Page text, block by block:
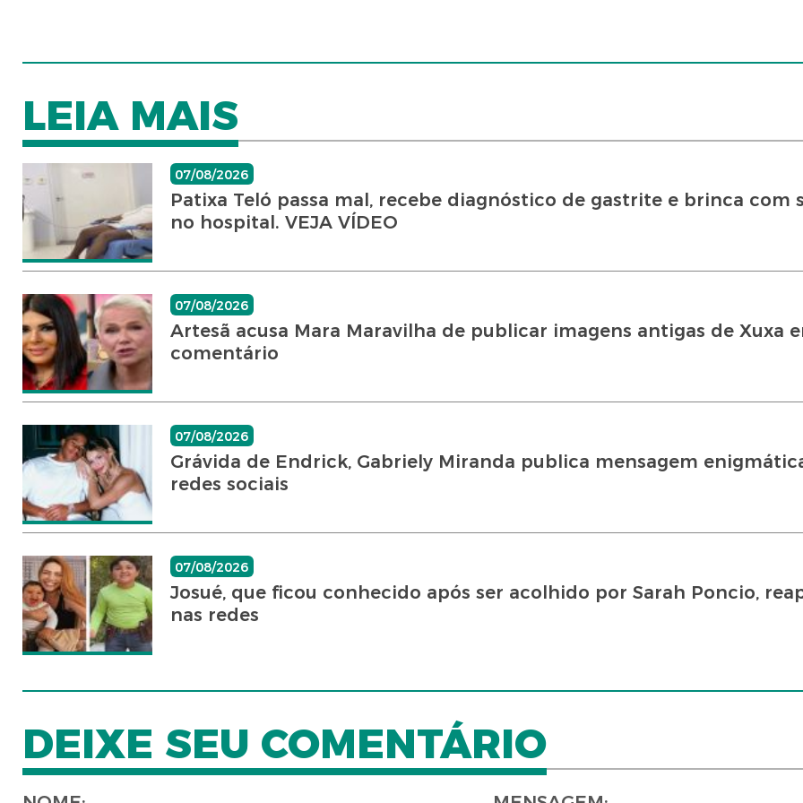
LEIA MAIS
07/08/2026
Patixa Teló passa mal, recebe diagnóstico de gastrite e brinca com
no hospital. VEJA VÍDEO
07/08/2026
Artesã acusa Mara Maravilha de publicar imagens antigas de Xuxa
comentário
07/08/2026
Grávida de Endrick, Gabriely Miranda publica mensagem
redes sociais
07/08/2026
Josué, que ficou conhecido após ser acolhido por Sarah Poncio,
nas redes
DEIXE SEU COMENTÁRIO